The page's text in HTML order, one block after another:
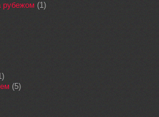
рубежом (1)
(5)